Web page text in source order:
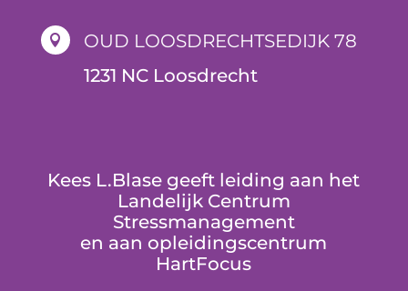

OUD LOOSDRECHTSEDIJK 78
1231 NC Loosdrecht
Kees L.Blase geeft leiding aan het
Landelijk Centrum
Stressmanagement
en aan opleidingscentrum
HartFocus